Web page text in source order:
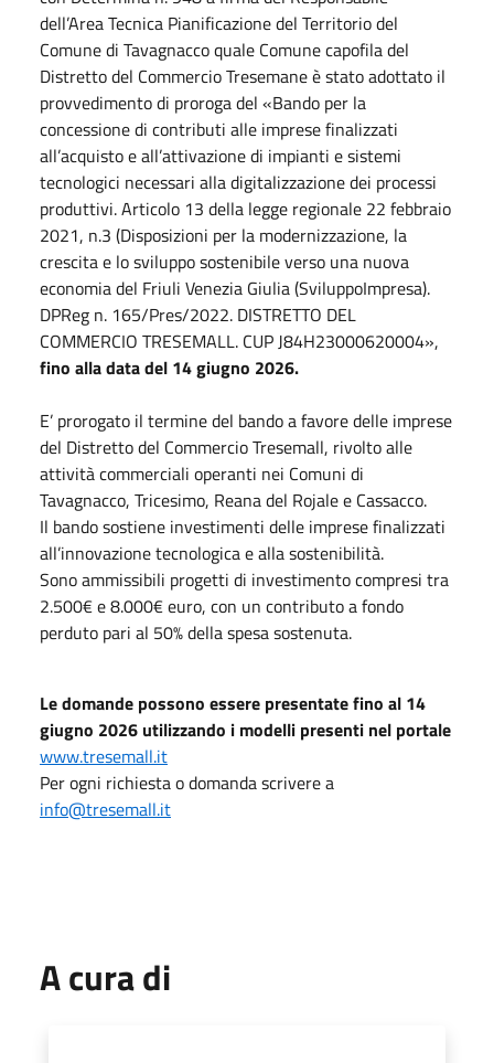
dell’Area Tecnica Pianificazione del Territorio del
Comune di Tavagnacco quale Comune capofila del
Distretto del Commercio Tresemane è stato adottato il
provvedimento di proroga del «Bando per la
concessione di contributi alle imprese finalizzati
all’acquisto e all’attivazione di impianti e sistemi
tecnologici necessari alla digitalizzazione dei processi
produttivi. Articolo 13 della legge regionale 22 febbraio
2021, n.3 (Disposizioni per la modernizzazione, la
crescita e lo sviluppo sostenibile verso una nuova
economia del Friuli Venezia Giulia (SviluppoImpresa).
DPReg n. 165/Pres/2022. DISTRETTO DEL
COMMERCIO TRESEMALL. CUP J84H23000620004»,
fino alla data del 14 giugno 2026.
E’ prorogato il termine del bando a favore delle imprese
del Distretto del Commercio Tresemall, rivolto alle
attività commerciali operanti nei Comuni di
Tavagnacco, Tricesimo, Reana del Rojale e Cassacco.
Il bando sostiene investimenti delle imprese finalizzati
all’innovazione tecnologica e alla sostenibilità.
Sono ammissibili progetti di investimento compresi tra
2.500€ e 8.000€ euro, con un contributo a fondo
perduto pari al 50% della spesa sostenuta.
Le domande possono essere presentate fino al 14
giugno 2026 utilizzando i modelli presenti nel portale
www.tresemall.it
Per ogni richiesta o domanda scrivere a
info@tresemall.it
A cura di